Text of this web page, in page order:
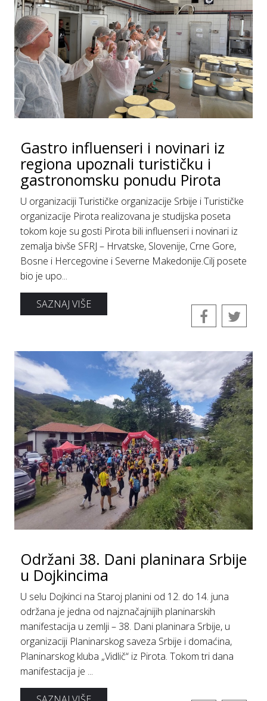
Gastro influenseri i novinari iz
regiona upoznali turističku i
gastronomsku ponudu Pirota
U organizaciji Turističke organizacije Srbije i Turističke
organizacije Pirota realizovana je studijska poseta
tokom koje su gosti Pirota bili influenseri i novinari iz
zemalja bivše SFRJ – Hrvatske, Slovenije, Crne Gore,
Bosne i Hercegovine i Severne Makedonije.Cilj posete
bio je upo...
SAZNAJ VIŠE
Održani 38. Dani planinara Srbije
u Dojkincima
U selu Dojkinci na Staroj planini od 12. do 14. juna
održana je jedna od najznačajnijih planinarskih
manifestacija u zemlji – 38. Dani planinara Srbije, u
organizaciji Planinarskog saveza Srbije i domaćina,
Planinarskog kluba „Vidlič“ iz Pirota. Tokom tri dana
manifestacija je ...